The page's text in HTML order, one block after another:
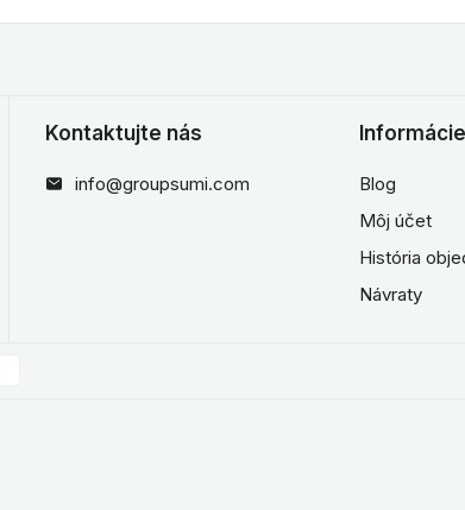
Kontaktujte nás
info@groupsumi.com
Informácie
Blog
Môj účet
História
Návraty